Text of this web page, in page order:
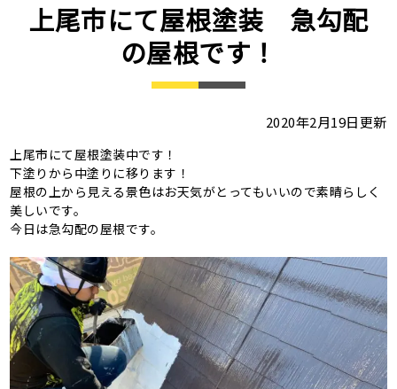
上尾市にて屋根塗装 急勾配
の屋根です！
2020年2月19日更新
上尾市にて屋根塗装中です！
下塗りから中塗りに移ります！
屋根の上から見える景色はお天気がとってもいいので素晴らしく
美しいです。
今日は急勾配の屋根です。